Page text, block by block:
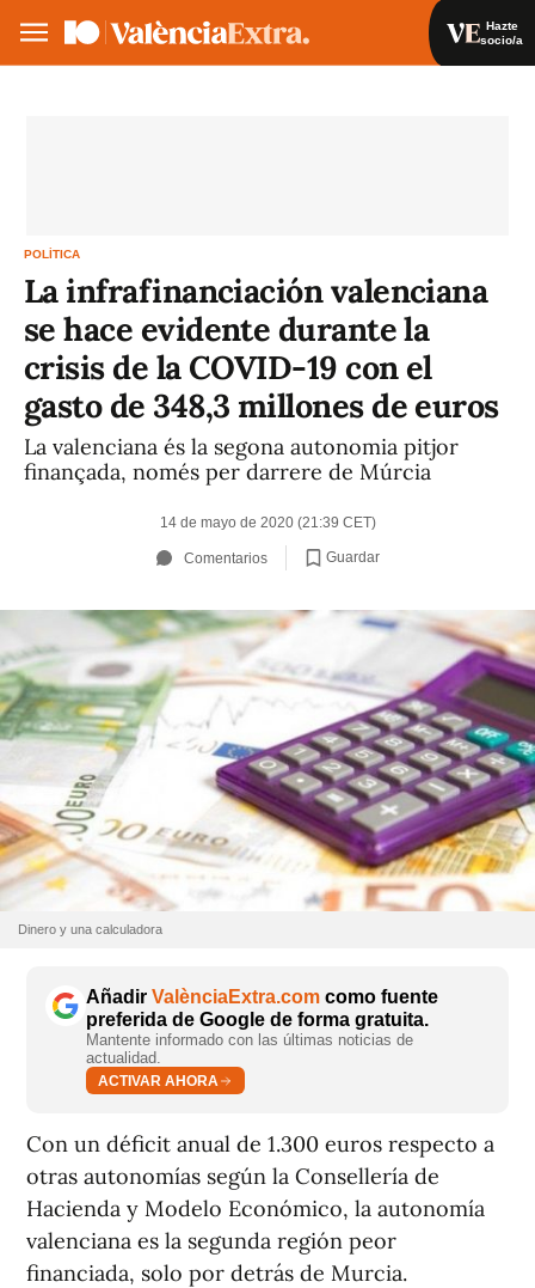
Hazte
socio/a
POLÍTICA
La infrafinanciación valenciana
se hace evidente durante la
crisis de la COVID-19 con el
gasto de 348,3 millones de euros
La valenciana és la segona autonomia pitjor
finançada, només per darrere de Múrcia
14 de mayo de 2020 (21:39 CET)
Comentarios Guardar
Dinero y una calculadora
Añadir ValènciaExtra.com como fuente
preferida de Google de forma gratuita.
Mantente informado con las últimas noticias de
actualidad.
ACTIVAR AHORA
Con un déficit anual de 1.300 euros respecto a
otras autonomías según la Consellería de
Hacienda y Modelo Económico, la autonomía
valenciana es la segunda región peor
financiada, solo por detrás de Murcia.